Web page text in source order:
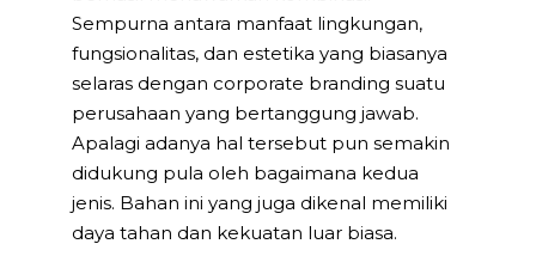
Sempurna antara manfaat lingkungan,
fungsionalitas, dan estetika yang biasanya
selaras dengan corporate branding suatu
perusahaan yang bertanggung jawab.
Apalagi adanya hal tersebut pun semakin
didukung pula oleh bagaimana kedua
jenis. Bahan ini yang juga dikenal memiliki
daya tahan dan kekuatan luar biasa.